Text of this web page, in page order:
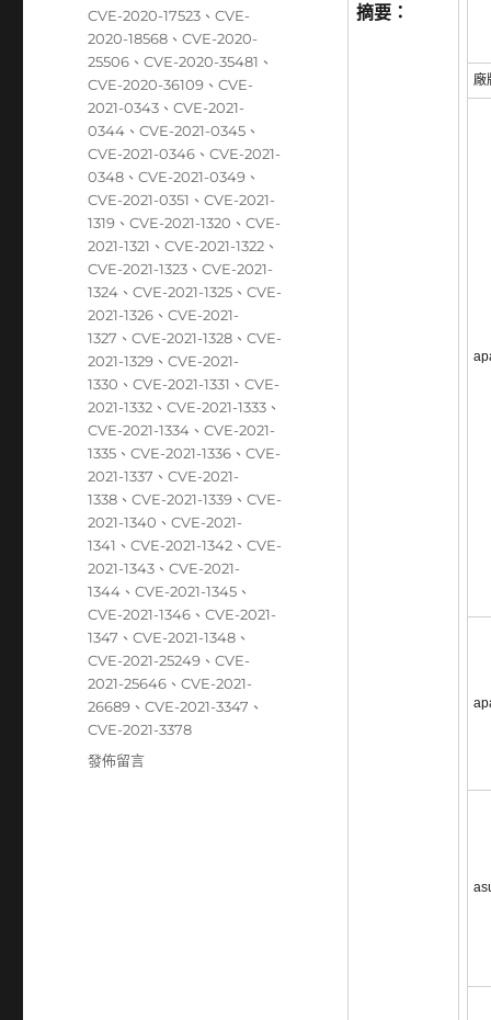
摘要：
廠
期:
標
籤
CVE-2020-17523 、CVE-
2020-18568 、CVE-2020-
25506 、CVE-2020-35481 、
CVE-2020-36109 、CVE-
2021-0343 、CVE-2021-
0344 、CVE-2021-0345 、
CVE-2021-0346 、CVE-2021-
0348 、CVE-2021-0349 、
CVE-2021-0351 、CVE-2021-
1319 、CVE-2021-1320 、CVE-
2021-1321 、CVE-2021-1322 、
CVE-2021-1323 、CVE-2021-
1324 、CVE-2021-1325 、CVE-
2021-1326 、CVE-2021-
1327 、CVE-2021-1328 、CVE-
2021-1329 、CVE-2021-
1330 、CVE-2021-1331 、CVE-
2021-1332 、CVE-2021-1333 、
CVE-2021-1334 、CVE-2021-
1335 、CVE-2021-1336 、CVE-
2021-1337 、CVE-2021-
1338 、CVE-2021-1339 、CVE-
2021-1340 、CVE-2021-
1341 、CVE-2021-1342 、CVE-
2021-1343 、CVE-2021-
1344 、CVE-2021-1345 、
CVE-2021-1346 、CVE-2021-
1347 、CVE-2021-1348 、
CVE-2021-25249 、CVE-
2021-25646 、CVE-2021-
26689 、CVE-2021-3347 、
CVE-2021-3378
在
發佈留言